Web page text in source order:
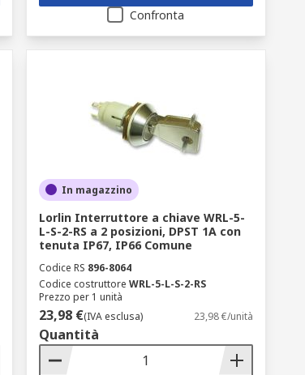
Confronta
In magazzino
Lorlin Interruttore a chiave WRL-5-
L-S-2-RS a 2 posizioni, DPST 1A con
tenuta IP67, IP66 Comune
Codice RS 896-8064
Codice costruttore WRL-5-L-S-2-RS
Prezzo per 1 unità
23,98 €(IVA esclusa) 23,98 €/unità
Quantità